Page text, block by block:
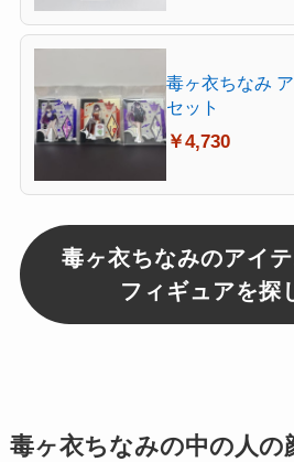
毒ヶ衣ちなみ
セット
￥4,730
毒ヶ衣ちなみのアイ
フィギュアを探
毒ヶ衣ちなみの中の人の